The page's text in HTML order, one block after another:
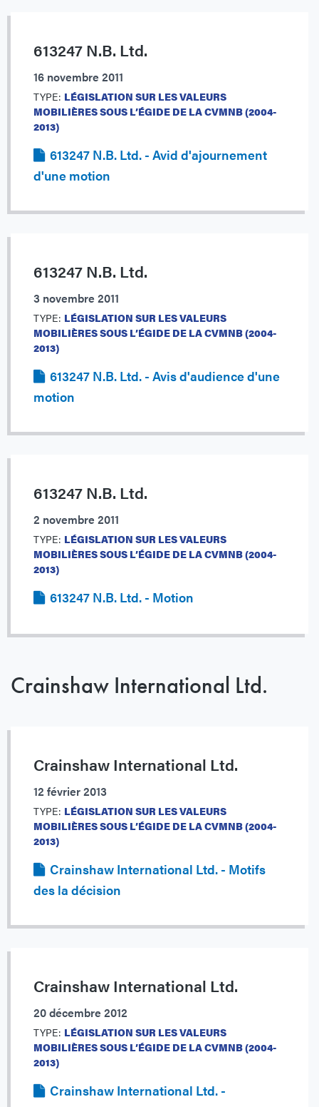
613247 N.B. Ltd.
16 novembre 2011
TYPE: LÉGISLATION SUR LES VALEURS
MOBILIÈRES SOUS L’ÉGIDE DE LA CVMNB (2004-
2013)
613247 N.B. Ltd. - Avid d'ajournement
d'une motion
613247 N.B. Ltd.
3 novembre 2011
TYPE: LÉGISLATION SUR LES VALEURS
MOBILIÈRES SOUS L’ÉGIDE DE LA CVMNB (2004-
2013)
613247 N.B. Ltd. - Avis d'audience d'une
motion
613247 N.B. Ltd.
2 novembre 2011
TYPE: LÉGISLATION SUR LES VALEURS
MOBILIÈRES SOUS L’ÉGIDE DE LA CVMNB (2004-
2013)
613247 N.B. Ltd. - Motion
Crainshaw International Ltd.
Crainshaw International Ltd.
12 février 2013
TYPE: LÉGISLATION SUR LES VALEURS
MOBILIÈRES SOUS L’ÉGIDE DE LA CVMNB (2004-
2013)
Crainshaw International Ltd. - Motifs
des la décision
Crainshaw International Ltd.
20 décembre 2012
TYPE: LÉGISLATION SUR LES VALEURS
MOBILIÈRES SOUS L’ÉGIDE DE LA CVMNB (2004-
2013)
Crainshaw International Ltd. -